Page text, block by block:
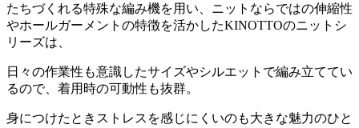
たちづくれる特殊な編み機を用い、ニットならではの伸縮性
やホールガーメントの特徴を活かしたKINOTTOのニットシ
リーズは、
日々の作業性も意識したサイズやシルエットで編み立ててい
るので、着用時の可動性も抜群。
身につけたときストレスを感じにくいのも大きな魅力のひと